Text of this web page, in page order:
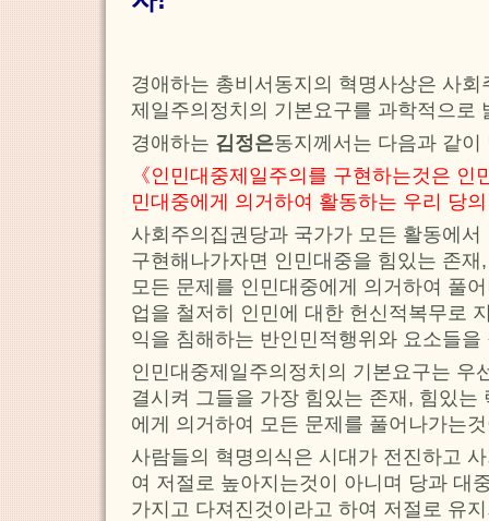
경애하는 총비서동지의 혁명사상은 사
제일주의정치의 기본요구를 과학적으로
경애하는 김정은동지께서는 다음과 같이
《인민대중제일주의를 구현하는것은
민대중에게 의거하여 활동하는 우리 당
사회주의집권당과 국가가 모든 활동에
구현해나가자면 인민대중을 힘있는 존
모든 문제를 인민대중에게 의거하여 풀
업을 철저히 인민에 대한 헌신적복무로
익을 침해하는 반인민적행위와 요소들
인민대중제일주의정치의 기본요구는 우
결시켜 그들을 가장 힘있는 존재, 힘있는
에게 의거하여 모든 문제를 풀어나가는
사람들의 혁명의식은 시대가 전진하고
여 저절로 높아지는것이 아니며 당과 대
가지고 다져진것이라고 하여 저절로 유